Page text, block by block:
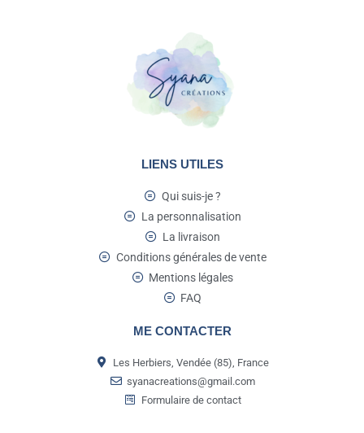
LIENS UTILES
Qui suis-je ?
La personnalisation
La livraison
Conditions générales de vente
Mentions légales
FAQ
ME CONTACTER
Les Herbiers, Vendée (85), France
syanacreations@gmail.com
Formulaire de contact